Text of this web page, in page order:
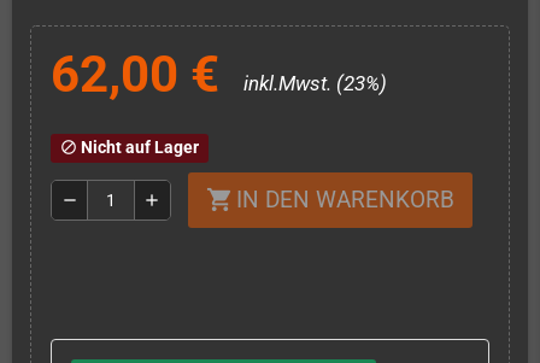
62,00 € inkl.Mwst. (23%)
block Nicht auf Lager
remove add shopping_cart IN DEN WARENKORB